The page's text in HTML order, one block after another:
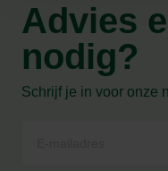
Advies
nodig?
Schrijf je in voor onze